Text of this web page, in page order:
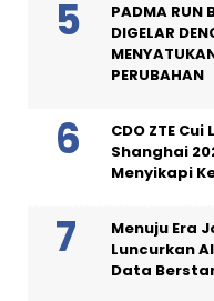
PADMA RUN
DIGELAR
PERUBAHAN
CDO ZTE
Shanghai
Menyikapi
Menuju Era
Luncurkan
Data